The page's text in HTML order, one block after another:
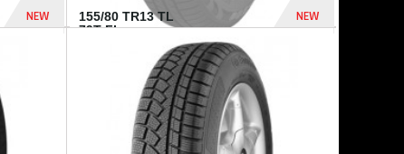
NEW
155/80 TR13 TL
79T FI...
NEW